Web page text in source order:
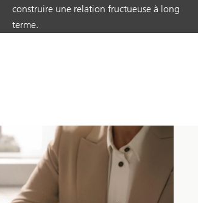
construire une relation fructueuse à long
terme.